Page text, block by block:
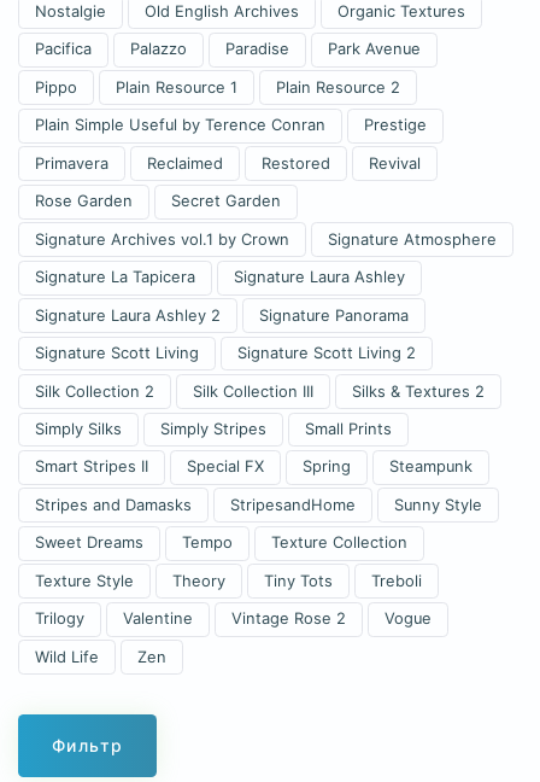
Nostalgie Old English Archives Organic Textures
Pacifica Palazzo Paradise Park Avenue
Pippo Plain Resource 1 Plain Resource 2
Plain Simple Useful by Terence Conran Prestige
Primavera Reclaimed Restored Revival
Rose Garden Secret Garden
Signature Archives vol.1 by Crown Signature Atmosphere
Signature La Tapicera Signature Laura Ashley
Signature Laura Ashley 2 Signature Panorama
Signature Scott Living Signature Scott Living 2
Silk Collection 2 Silk Collection III Silks & Textures 2
Simply Silks Simply Stripes Small Prints
Smart Stripes II Special FX Spring Steampunk
Stripes and Damasks StripesandHome Sunny Style
Sweet Dreams Tempo Texture Collection
Texture Style Theory Tiny Tots Treboli
Trilogy Valentine Vintage Rose 2 Vogue
Wild Life Zen
Фильтр